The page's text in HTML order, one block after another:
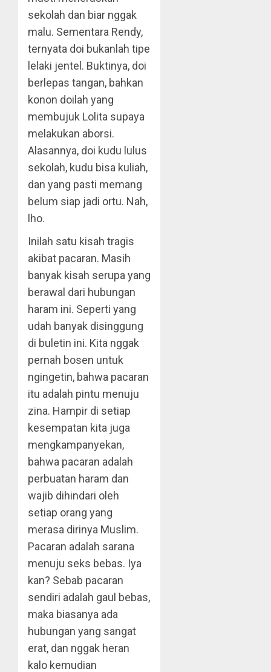
sekolah dan biar nggak
malu. Sementara Rendy,
ternyata doi bukanlah tipe
lelaki jentel. Buktinya, doi
berlepas tangan, bahkan
konon doilah yang
membujuk Lolita supaya
melakukan aborsi.
Alasannya, doi kudu lulus
sekolah, kudu bisa kuliah,
dan yang pasti memang
belum siap jadi ortu. Nah,
lho.
Inilah satu kisah tragis
akibat pacaran. Masih
banyak kisah serupa yang
berawal dari hubungan
haram ini. Seperti yang
udah banyak disinggung
di buletin ini. Kita nggak
pernah bosen untuk
ngingetin, bahwa pacaran
itu adalah pintu menuju
zina. Hampir di setiap
kesempatan kita juga
mengkampanyekan,
bahwa pacaran adalah
perbuatan haram dan
wajib dihindari oleh
setiap orang yang
merasa dirinya Muslim.
Pacaran adalah sarana
menuju seks bebas. Iya
kan? Sebab pacaran
sendiri adalah gaul bebas,
maka biasanya ada
hubungan yang sangat
erat, dan nggak heran
kalo kemudian